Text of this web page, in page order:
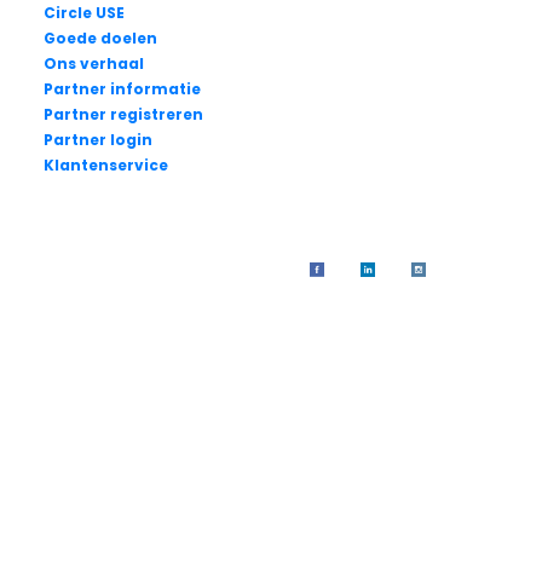
Circle USE
Goede doelen
Ons verhaal
Partner informatie
Partner registreren
Partner login
Klantenservice